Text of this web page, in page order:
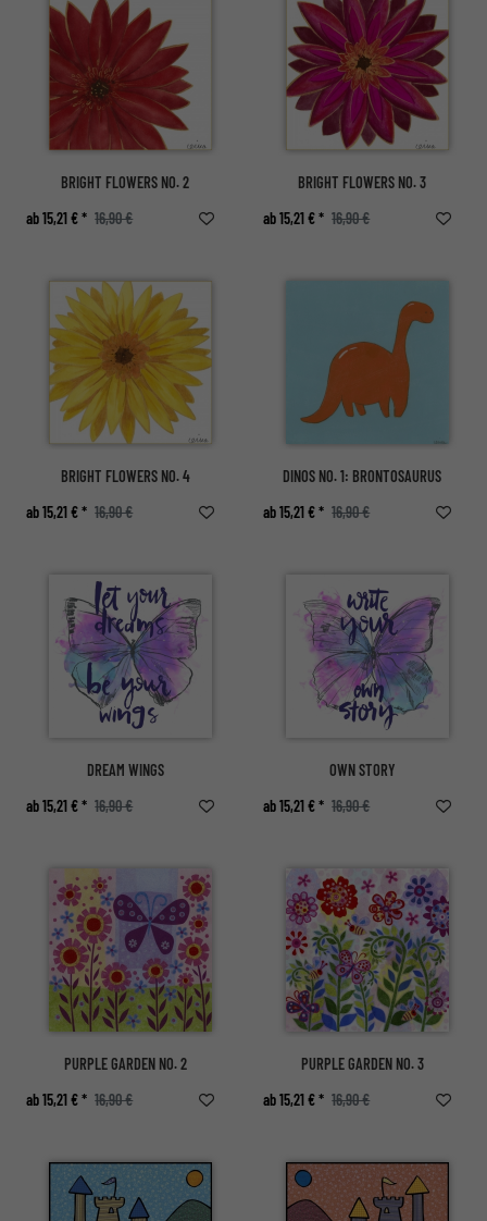
BRIGHT FLOWERS NO. 2
ab 15,21 € * 16,90 €
BRIGHT FLOWERS NO. 3
ab 15,21 € * 16,90 €
BRIGHT FLOWERS NO. 4
ab 15,21 € * 16,90 €
DINOS NO. 1: BRONTOSAURUS
ab 15,21 € * 16,90 €
DREAM WINGS
ab 15,21 € * 16,90 €
OWN STORY
ab 15,21 € * 16,90 €
PURPLE GARDEN NO. 2
ab 15,21 € * 16,90 €
PURPLE GARDEN NO. 3
ab 15,21 € * 16,90 €